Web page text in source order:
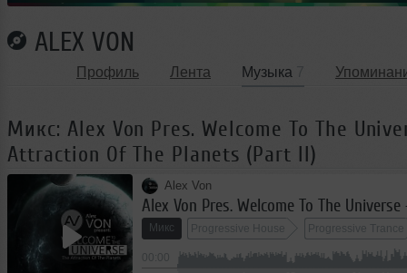
ALEX VON
Профиль Лента Музыка
Микс: Alex Von Pres. Welcome To The
Attraction Of The Planets (Part II)
Alex Von
Микс Progressive House Progressive Trance